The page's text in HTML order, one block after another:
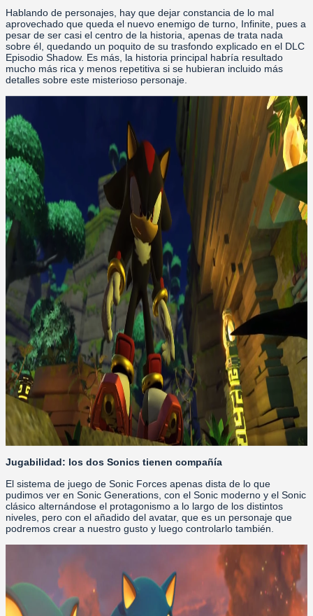
Hablando de personajes, hay que dejar constancia de lo mal
aprovechado que queda el nuevo enemigo de turno, Infinite, pues a
pesar de ser casi el centro de la historia, apenas de trata nada
sobre él, quedando un poquito de su trasfondo explicado en el DLC
Episodio Shadow. Es más, la historia principal habría resultado
mucho más rica y menos repetitiva si se hubieran incluido más
detalles sobre este misterioso personaje.
Jugabilidad: los dos Sonics tienen compañía
El sistema de juego de Sonic Forces apenas dista de lo que
pudimos ver en Sonic Generations, con el Sonic moderno y el Sonic
clásico alternándose el protagonismo a lo largo de los distintos
niveles, pero con el añadido del avatar, que es un personaje que
podremos crear a nuestro gusto y luego controlarlo también.